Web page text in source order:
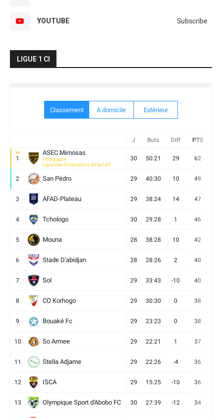
YOUTUBE Subscribe
LIGUE 1 CI
Classement A domicile Extèrieur
J Buts Diff PTS
1
ASEC Mimosas
Titre gagné
Ligue des Champions de la CAF
30 50:21 29 62
2 San Pédro 29 40:30 10 49
3 AFAD-Plateau 29 38:24 14 47
4 Tchologo 30 29:28 1 46
5 Mouna 28 38:28 10 42
6 Stade D'abidjan 28 28:26 2 40
7 Sol 29 33:43 -10 40
8 CO Korhogo 29 30:30 0 38
9 Bouaké Fc 29 23:23 0 38
10 So Armee 29 22:21 1 37
11 Stella Adjame 29 22:26 -4 36
12 ISCA 29 15:25 -10 36
13 Olympique Sport d'Abobo FC 30 27:39 -12 34